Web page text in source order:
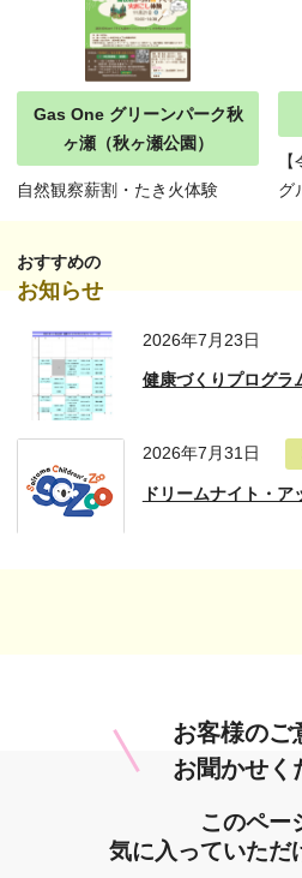
Gas One グリーンパーク秋
ヶ瀬（秋ヶ瀬公園）
自然観察薪割・たき火体験
グ
おすすめの
お知らせ
2026年7月23日
健康づくりプログラ
2026年7月31日
ドリームナイト・
お客様のご
お聞かせく
このペー
気に入っていただ